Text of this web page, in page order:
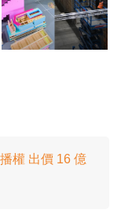
權 出價 16 億